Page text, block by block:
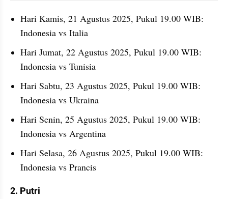
Hari Kamis, 21 Agustus 2025, Pukul 19.00 WIB:
Indonesia vs Italia
Hari Jumat, 22 Agustus 2025, Pukul 19.00 WIB:
Indonesia vs Tunisia
Hari Sabtu, 23 Agustus 2025, Pukul 19.00 WIB:
Indonesia vs Ukraina
Hari Senin, 25 Agustus 2025, Pukul 19.00 WIB:
Indonesia vs Argentina
Hari Selasa, 26 Agustus 2025, Pukul 19.00 WIB:
Indonesia vs Prancis
2. Putri